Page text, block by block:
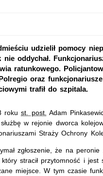
udzielił pomocy
nie oddychał.
ratunkowego.
oraz
trafił do szpitala.
rokust. post. Adam
w rejonie dworca
Straży Ochrony
zgłoszenie, że na peronie
stracił przytomność i jest
miejsce. W tym czasie